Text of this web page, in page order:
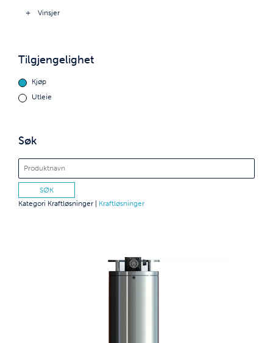
Vinsjer
Tilgjengelighet
Kjøp
Utleie
Søk
Kategori Kraftløsninger | Kraftløsninger